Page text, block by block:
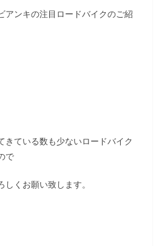
アンキの注目ロードバイクのご紹
きている数も少ないロードバイク
で
くお願い致します。